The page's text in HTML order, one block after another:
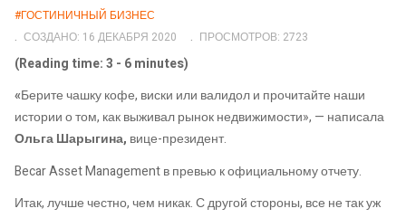
#ГОСТИНИЧНЫЙ БИЗНЕС
СОЗДАНО: 16 ДЕКАБРЯ 2020
ПРОСМОТРОВ: 2723
(Reading time: 3 - 6 minutes)
«Берите чашку кофе, виски или валидол и прочитайте наши
истории о том, как выживал рынок недвижимости», — написала
Ольга Шарыгина, вице-президент.
Becar Asset Management в превью к официальному отчету.
Итак, лучше честно, чем никак. С другой стороны, все не так уж